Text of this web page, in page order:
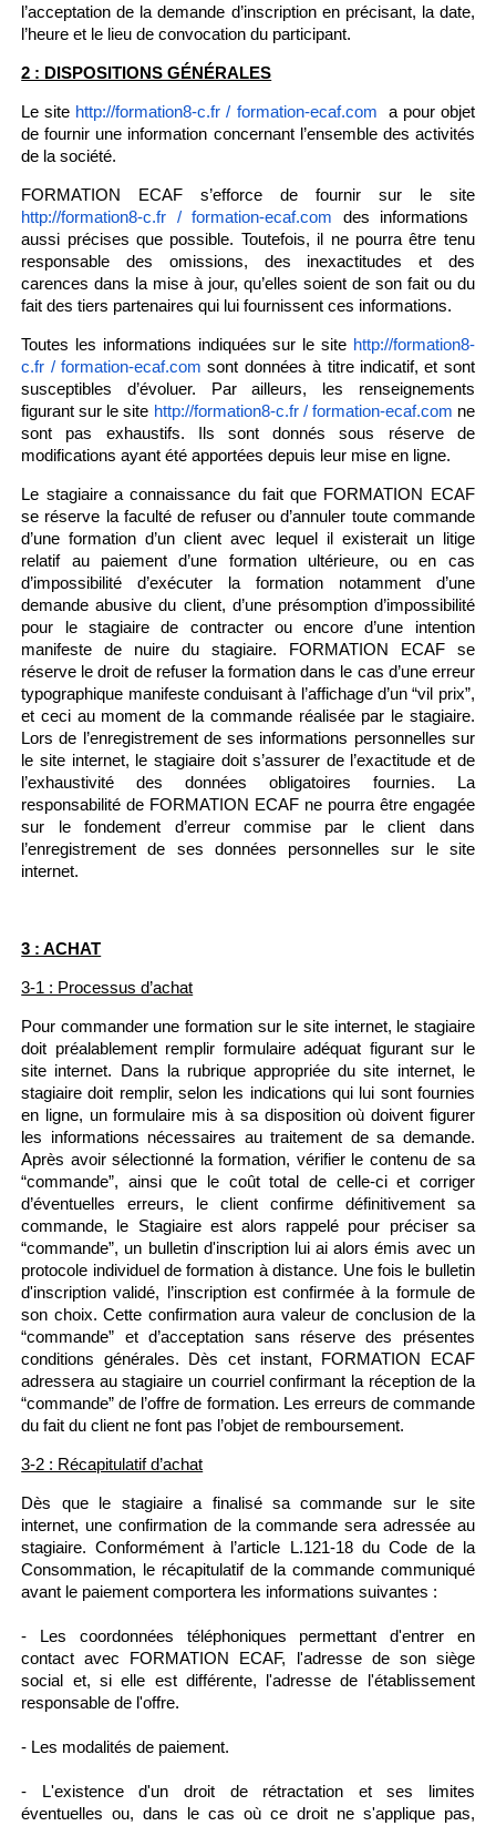
l’acceptation de la demande d’inscription en précisant, la date,
l’heure et le lieu de convocation du participant.
2 : DISPOSITIONS GÉNÉRALES
Le site http://formation8-c.fr / formation-ecaf.com a pour objet
de fournir une information concernant l’ensemble des activités
de la société.
FORMATION ECAF s’efforce de fournir sur le site
http://formation8-c.fr / formation-ecaf.com
des informations
aussi précises que possible. Toutefois, il ne pourra être tenu
responsable des omissions, des inexactitudes et des
carences dans la mise à jour, qu’elles soient de son fait ou du
fait des tiers partenaires qui lui fournissent ces informations.
Toutes les informations indiquées sur le site http://formation8-
c.fr / formation-ecaf.com sont données à titre indicatif, et sont
susceptibles d’évoluer. Par ailleurs, les renseignements
figurant sur le site http://formation8-c.fr / formation-ecaf.com ne
sont pas exhaustifs. Ils sont donnés sous réserve de
modifications ayant été apportées depuis leur mise en ligne.
Le stagiaire a connaissance du fait que FORMATION ECAF
se réserve la faculté de refuser ou d’annuler toute commande
d’une formation d’un client avec lequel il existerait un litige
relatif au paiement d’une formation ultérieure, ou en cas
d’impossibilité d’exécuter la formation notamment d’une
demande abusive du client, d’une présomption d’impossibilité
pour le stagiaire de contracter ou encore d’une intention
manifeste de nuire du stagiaire. FORMATION ECAF se
réserve le droit de refuser la formation dans le cas d’une erreur
typographique manifeste conduisant à l’affichage d’un “vil prix”,
et ceci au moment de la commande réalisée par le stagiaire.
Lors de l’enregistrement de ses informations personnelles sur
le site internet, le stagiaire doit s’assurer de l’exactitude et de
l’exhaustivité des données obligatoires fournies. La
responsabilité de FORMATION ECAF ne pourra être engagée
sur le fondement d’erreur commise par le client dans
l’enregistrement de ses données personnelles sur le site
internet.
3 : ACHAT
3-1 : Processus d’achat
Pour commander une formation sur le site internet, le stagiaire
doit préalablement remplir formulaire adéquat figurant sur le
site internet. Dans la rubrique appropriée du site internet, le
stagiaire doit remplir, selon les indications qui lui sont fournies
en ligne, un formulaire mis à sa disposition où doivent figurer
les informations nécessaires au traitement de sa demande.
Après avoir sélectionné la formation, vérifier le contenu de sa
“commande”, ainsi que le coût total de celle-ci et corriger
d’éventuelles erreurs, le client confirme définitivement sa
commande, le Stagiaire est alors rappelé pour préciser sa
“commande”, un bulletin d'inscription lui ai alors émis avec un
protocole individuel de formation à distance. Une fois le bulletin
d'inscription validé, l’inscription est confirmée à la formule de
son choix. Cette confirmation aura valeur de conclusion de la
“commande” et d’acceptation sans réserve des présentes
conditions générales. Dès cet instant, FORMATION ECAF
adressera au stagiaire un courriel confirmant la réception de la
“commande” de l’offre de formation. Les erreurs de commande
du fait du client ne font pas l’objet de remboursement.
3-2 : Récapitulatif d’achat
Dès que le stagiaire a finalisé sa commande sur le site
internet, une confirmation de la commande sera adressée au
stagiaire. Conformément à l’article L.121-18 du Code de la
Consommation, le récapitulatif de la commande communiqué
avant le paiement comportera les informations suivantes :
- Les coordonnées téléphoniques permettant d'entrer en
contact avec FORMATION ECAF, l'adresse de son siège
social et, si elle est différente, l'adresse de l'établissement
responsable de l'offre.
- Les modalités de paiement.
- L'existence d'un droit de rétractation et ses limites
éventuelles ou, dans le cas où ce droit ne s'applique pas,